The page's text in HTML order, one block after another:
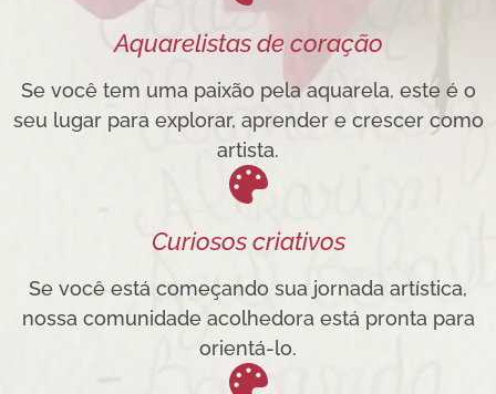
Aquarelistas de coração
Se você tem uma paixão pela aquarela, este é o
seu lugar para explorar, aprender e crescer como
artista.
Curiosos criativos
Se você está começando sua jornada artística,
nossa comunidade acolhedora está pronta para
orientá-lo.